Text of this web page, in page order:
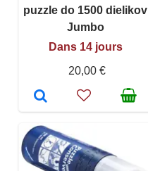
puzzle do 1500 dielikov
Jumbo
Dans 14 jours
20,00 €